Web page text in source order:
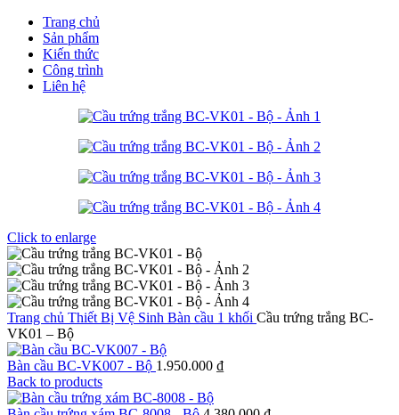
Trang chủ
Sản phẩm
Kiến thức
Công trình
Liên hệ
Click to enlarge
Trang chủ Thiết Bị Vệ Sinh Bàn cầu 1 khối Cầu trứng trắng BC-
VK01 – Bộ
Bàn cầu BC-VK007 - Bộ 1.950.000 ₫
Back to products